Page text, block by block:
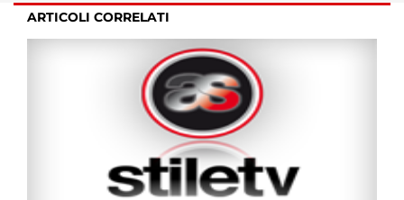
ARTICOLI CORRELATI